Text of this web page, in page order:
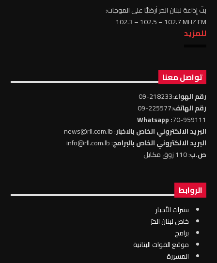
بثّ إذاعة لبنان الحر أرضيًّا على الموجات:
102.3 – 102.5 – 102.7 MHZ FM
للمزيد
تواصل معنا
رقم الهواء:218233-09
رقم الهاتف:225577-09
70-959111
: Whatsapp
البريد الالكتروني الخاص بالاخبار: news@rll.com.lb
البريد الالكتروني الخاص بالبرامج: info@rll.com.lb
ص.ب: 110 زوق مكايل
الروابط
نشرات الأخبار
خاص لبنان الحرّ
برامج
موقع القوات البنانية
المسيرة